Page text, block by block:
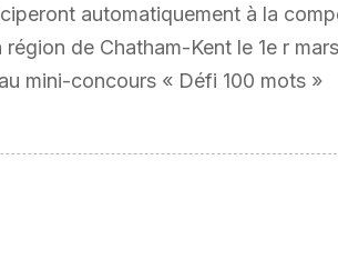
automatiquement à la
région de Chatham-Kent le 1e r
mini-concours « Défi 100 mots »